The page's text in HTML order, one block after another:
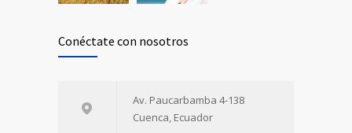
Conéctate con nosotros
Av. Paucarbamba 4-138
Cuenca, Ecuador